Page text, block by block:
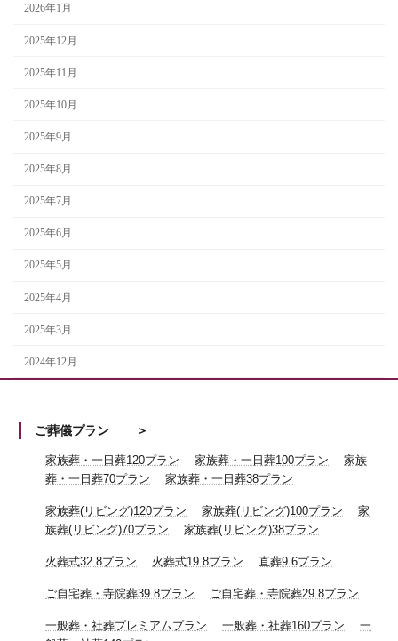
2026年1月
2025年12月
2025年11月
2025年10月
2025年9月
2025年8月
2025年7月
2025年6月
2025年5月
2025年4月
2025年3月
2024年12月
ご葬儀プラン
家族葬・一日葬120プラン 家族葬・一日葬100プラン
家族
葬・一日葬70プラン
家族葬・一日葬38プラン
家族葬(リビング)120プラン 家族葬(リビング)100プラン
家
族葬(リビング)70プラン
家族葬(リビング)38プラン
火葬式32.8プラン 火葬式19.8プラン 直葬9.6プラン
ご自宅葬・寺院葬39.8プラン ご自宅葬・寺院葬29.8プラン
一般葬・社葬プレミアムプラン 一般葬・社葬160プラン
一